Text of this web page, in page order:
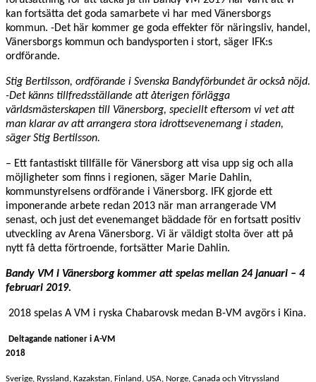
kan fortsätta det goda samarbete vi har med Vänersborgs
kommun. -Det här kommer ge goda effekter för näringsliv, handel,
Vänersborgs kommun och bandysporten i stort, säger IFK:s
ordförande.
Stig Bertilsson, ordförande i Svenska Bandyförbundet är också nöjd.
-Det känns tillfredsställande att återigen förlägga
världsmästerskapen till Vänersborg, speciellt eftersom vi vet att
man klarar av att arrangera stora idrottsevenemang i staden,
säger Stig Bertilsson.
– Ett fantastiskt tillfälle för Vänersborg att visa upp sig och alla
möjligheter som finns i regionen, säger Marie Dahlin,
kommunstyrelsens ordförande i Vänersborg. IFK gjorde ett
imponerande arbete redan 2013 när man arrangerade VM
senast, och just det evenemanget bäddade för en fortsatt positiv
utveckling av Arena Vänersborg. Vi är väldigt stolta över att på
nytt få detta förtroende, fortsätter Marie Dahlin.
Bandy VM i Vänersborg kommer att spelas mellan 24 januari – 4
februari 2019.
2018 spelas A VM i ryska Chabarovsk medan B-VM avgörs i Kina.
Deltagande nationer i A-VM
2018
Sverige, Ryssland, Kazakstan, Finland, USA, Norge, Canada och Vitryssland